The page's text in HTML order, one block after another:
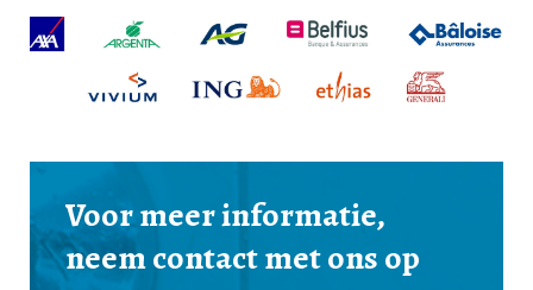
Voor meer informatie,
neem contact met ons op